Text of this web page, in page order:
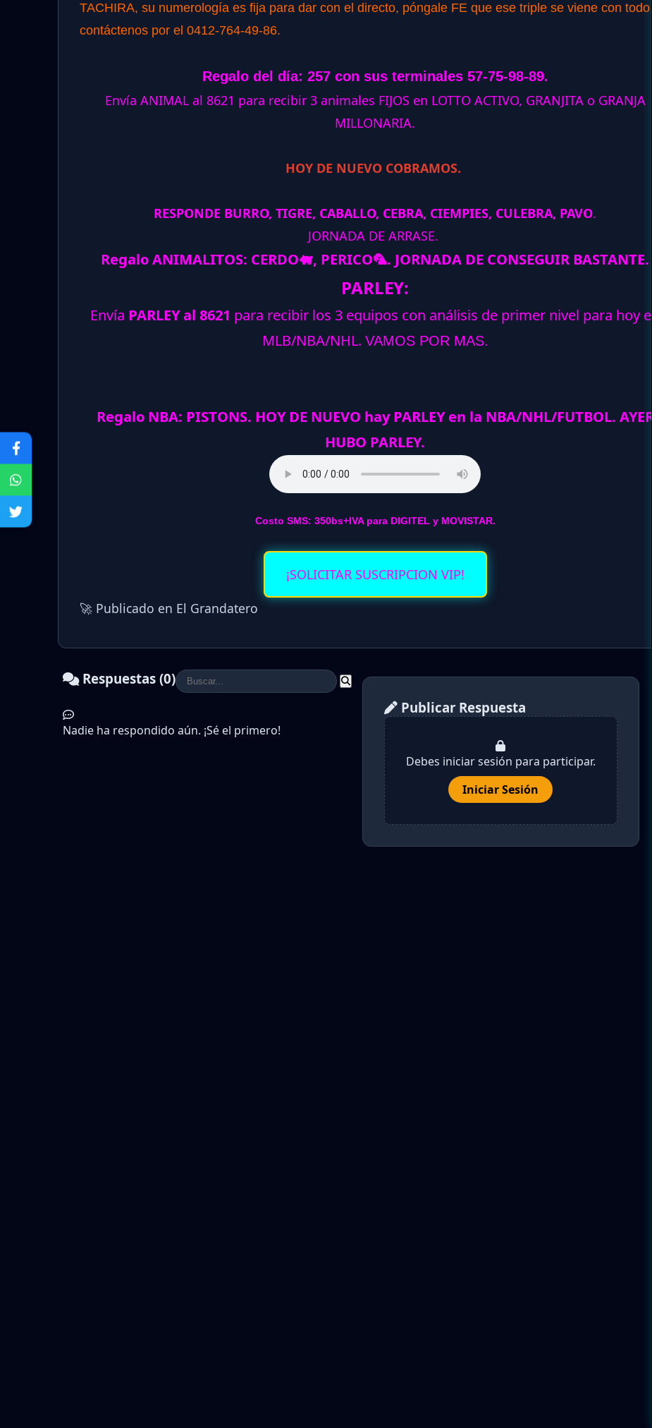
TACHIRA, su numerología es fija para dar con el directo, póngale FE que ese triple se viene con todo,
contáctenos por el 0412-764-49-86.
Regalo del día: 257 con sus terminales 57-75-98-89.
Envía ANIMAL al 8621 para recibir 3 animales FIJOS en LOTTO ACTIVO, GRANJITA o GRANJA
MILLONARIA.
HOY DE NUEVO COBRAMOS.
RESPONDE BURRO, TIGRE, CABALLO, CEBRA, CIEMPIES, CULEBRA, PAVO.
JORNADA DE ARRASE.
Regalo ANIMALITOS: CERDO🐖, PERICO🦜. JORNADA DE CONSEGUIR BASTANTE.
PARLEY:
Envía PARLEY al 8621 para recibir los 3 equipos con análisis de primer nivel para hoy en
MLB/NBA/NHL. VAMOS POR MAS.
Regalo NBA: PISTONS. HOY DE NUEVO hay PARLEY en la NBA/NHL/FUTBOL. AYER
HUBO PARLEY.
Costo SMS: 350bs+IVA para DIGITEL y MOVISTAR.
¡SOLICITAR SUSCRIPCION VIP!
🚀 Publicado en El Grandatero
Respuestas (0)
Nadie ha respondido aún. ¡Sé el primero!
Publicar Respuesta
Debes iniciar sesión para participar.
Iniciar Sesión